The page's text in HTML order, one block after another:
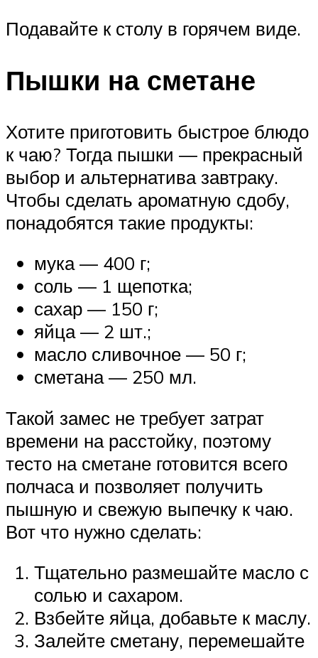
Подавайте к столу в горячем виде.
Пышки на сметане
Хотите приготовить быстрое блюдо
к чаю? Тогда пышки — прекрасный
выбор и альтернатива завтраку.
Чтобы сделать ароматную сдобу,
понадобятся такие продукты:
мука — 400 г;
соль — 1 щепотка;
сахар — 150 г;
яйца — 2 шт.;
масло сливочное — 50 г;
сметана — 250 мл.
Такой замес не требует затрат
времени на расстойку, поэтому
тесто на сметане готовится всего
полчаса и позволяет получить
пышную и свежую выпечку к чаю.
Вот что нужно сделать:
Тщательно размешайте масло с
солью и сахаром.
Взбейте яйца, добавьте к маслу.
Залейте сметану, перемешайте